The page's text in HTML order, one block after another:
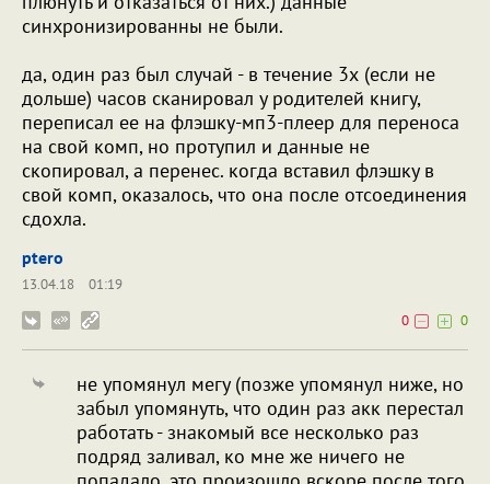
синхронизированны не были.
да, один раз был случай - в течение 3х (если не
дольше) часов сканировал у родителей книгу,
переписал ее на флэшку-мп3-плеер для переноса
на свой комп, но протупил и данные не
скопировал, а перенес. когда вставил флэшку в
свой комп, оказалось, что она после отсоединения
сдохла.
ptero
13.04.18
01:19
0
0
не упомянул мегу (позже упомянул ниже, но
забыл упомянуть, что один раз акк перестал
работать - знакомый все несколько раз
подряд заливал, ко мне же ничего не